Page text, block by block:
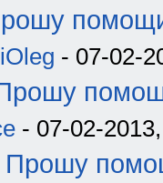
- 07-02-
- 07-02-
Прошу